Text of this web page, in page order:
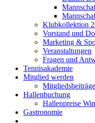
Klubkollektion
Vorstand und
Marketing &
Veranstaltungen
Fragen und
Tennisakademie
Mitglied werden
Mitgliedsbeiträge
Hallenbuchung
Hallenpreise
Gastronomie